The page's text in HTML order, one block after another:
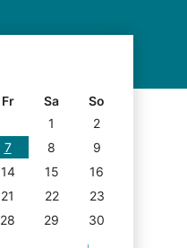
Fr Sa
So
1
2
7 8
9
14 15
16
21 22
23
28 29
30